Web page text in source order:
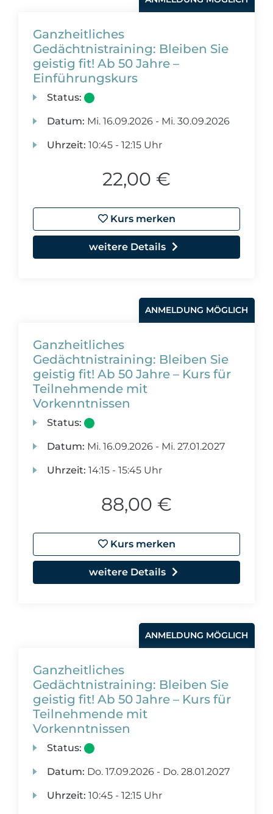
Ganzheitliches
Gedächtnistraining: Bleiben Sie
geistig fit! Ab 50 Jahre –
Einführungskurs
Status:
Datum: Mi. 16.09.2026 - Mi. 30.09.2026
Uhrzeit: 10:45 - 12:15 Uhr
22,00 €
Kurs merken
weitere Details
ANMELDUNG MÖGLICH
Ganzheitliches
Gedächtnistraining: Bleiben Sie
geistig fit! Ab 50 Jahre – Kurs für
Teilnehmende mit
Vorkenntnissen
Status:
Datum: Mi. 16.09.2026 - Mi. 27.01.2027
Uhrzeit: 14:15 - 15:45 Uhr
88,00 €
Kurs merken
weitere Details
ANMELDUNG MÖGLICH
Ganzheitliches
Gedächtnistraining: Bleiben Sie
geistig fit! Ab 50 Jahre – Kurs für
Teilnehmende mit
Vorkenntnissen
Status:
Datum: Do. 17.09.2026 - Do. 28.01.2027
Uhrzeit: 10:45 - 12:15 Uhr